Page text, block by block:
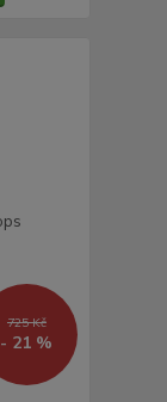
725 Kč
- 21 %